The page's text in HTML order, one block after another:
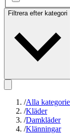
Filtrera efter kategori
/Alla
/Kläder
/Damkläder
/Klänningar